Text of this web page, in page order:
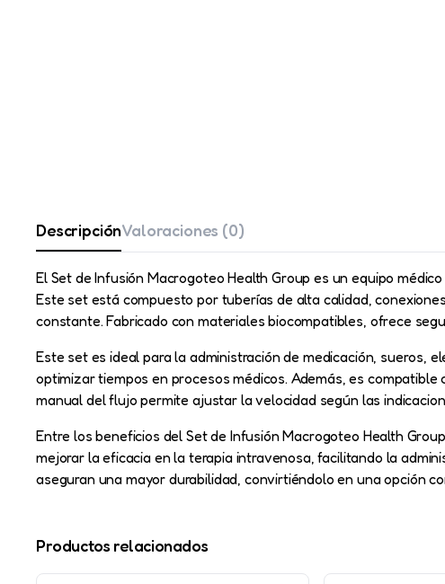
DescripciónValoraciones (0)
El Set de Infusión Macrogoteo Health Group es un equipo
Este set está compuesto por tuberías de alta calidad,
constante. Fabricado con materiales biocompatibles, ofrece
Este set es ideal para la administración de medicación, sueros,
optimizar tiempos en procesos médicos. Además, es
manual del flujo permite ajustar la velocidad según las
Entre los beneficios del Set de Infusión Macrogoteo Health
mejorar la eficacia en la terapia intravenosa, facilitando la
aseguran una mayor durabilidad, convirtiéndolo en una opción
Productos relacionados